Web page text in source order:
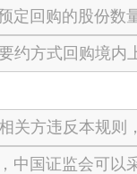
定回购的股份
约方式回购境内
关方违反本规则
中国证监会可以